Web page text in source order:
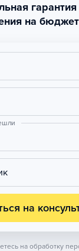
гарантия
на бюджет
на
на обработку